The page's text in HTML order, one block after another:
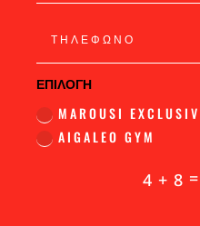
ΕΠΙΛΟΓΗ
MAROUSI
AIGALEO GYM
4 + 8 =